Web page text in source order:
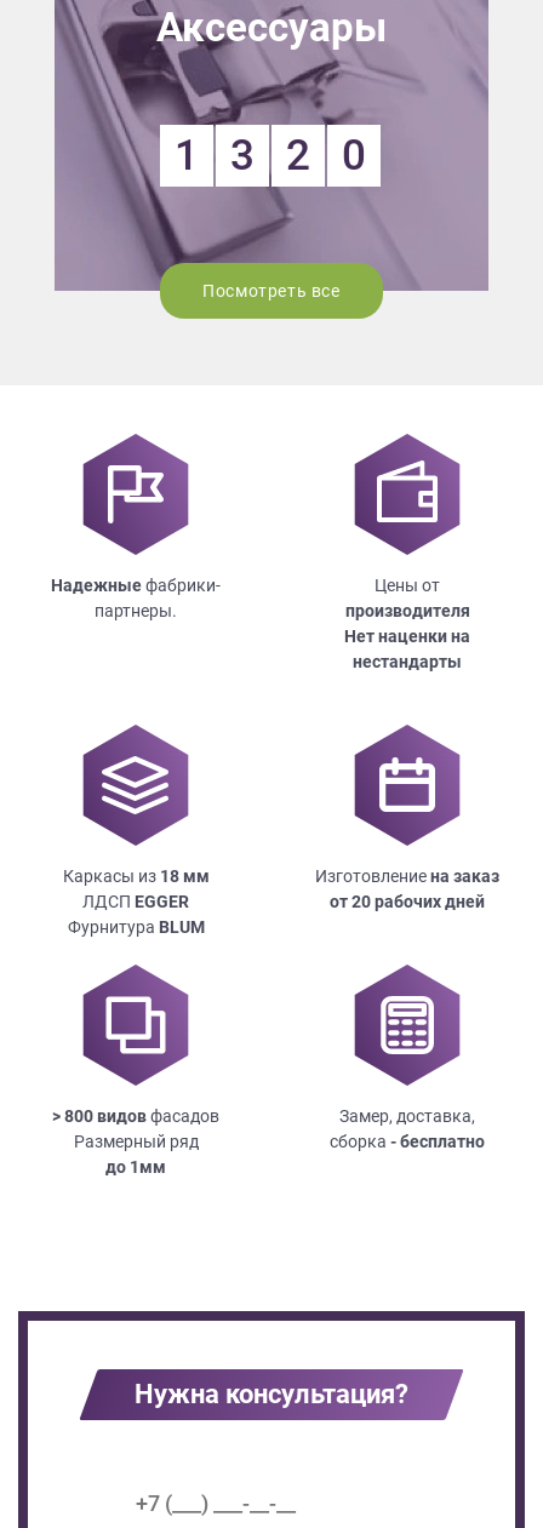
Аксессуары
1 3 2 0
Посмотреть все
Надежныефабрики-
партнеры.
Цены от
производителя
Нет наценки на
нестандарты
Каркасы из 18мм
ЛДСП EGGER
Фурнитура BLUM
Изготовлениена заказ
от 20 рабочих дней
> 800 видовфасадов
Размерный ряд
до 1мм
Замер, доставка,
сборка - бесплатно
Нужна консультация?